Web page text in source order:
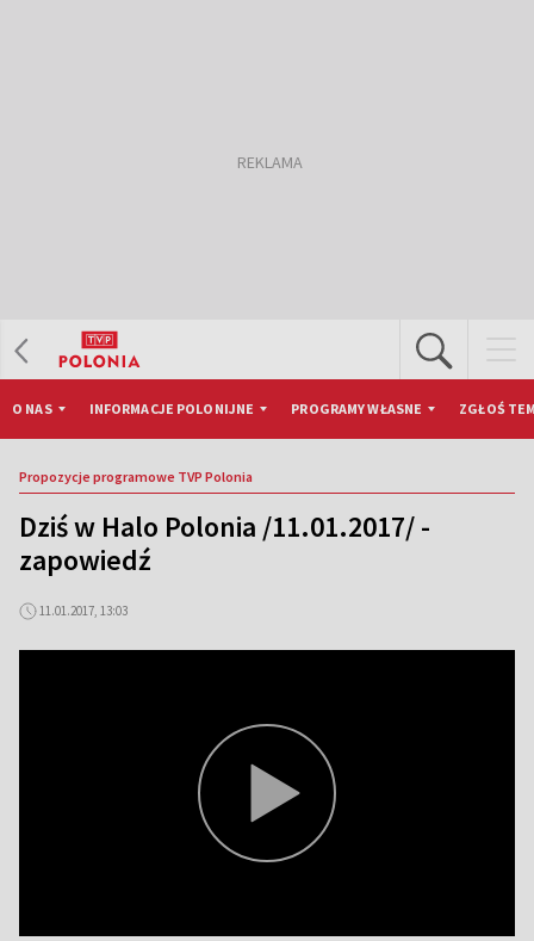
O NAS INFORMACJE POLONIJNE PROGRAMY WŁASNE ZGŁOŚ
Propozycje programowe TVP Polonia
Dziś w Halo Polonia /11.01.2017/ -
zapowiedź
11.01.2017, 13:03